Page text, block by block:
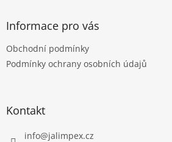
Informace pro vás
Obchodní podmínky
Podmínky ochrany osobních údajů
Kontakt
info@jalimpex.cz